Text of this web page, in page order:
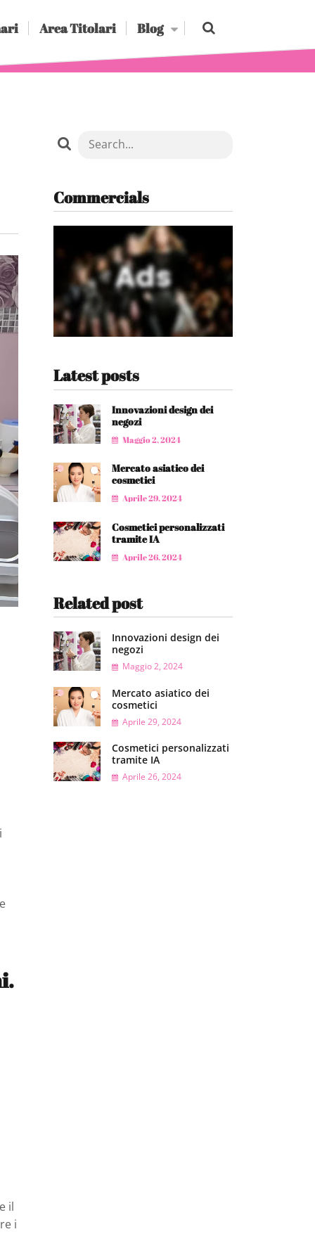
Area Titolari Blog
il
i
Commercials
Latest posts
Innovazioni design dei
negozi
Maggio 2, 2024
Mercato asiatico dei
cosmetici
Aprile 29, 2024
Cosmetici personalizzati
tramite IA
Aprile 26, 2024
Related post
Innovazioni design dei
negozi
Maggio 2, 2024
Mercato asiatico dei
cosmetici
Aprile 29, 2024
Cosmetici personalizzati
tramite IA
Aprile 26, 2024